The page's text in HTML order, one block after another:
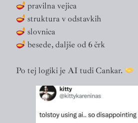
pravilna vejica
struktura v odstavkih
slovnica
besede, daljše od 6 črk
Po tej logiki je AI tudi Cankar.